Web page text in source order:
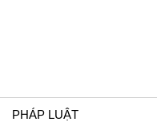
PHÁP LUẬT